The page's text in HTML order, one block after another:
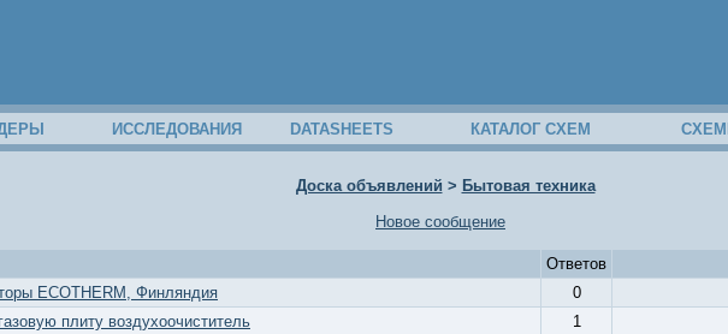
ИССЛЕДОВАНИЯ DATASHEETS КАТАЛОГ СХЕМ
Доска объявлений > Бытовая техника
Новое сообщение
Ответов
ECOTHERM, Финляндия 0
плиту воздухоочиститель 1